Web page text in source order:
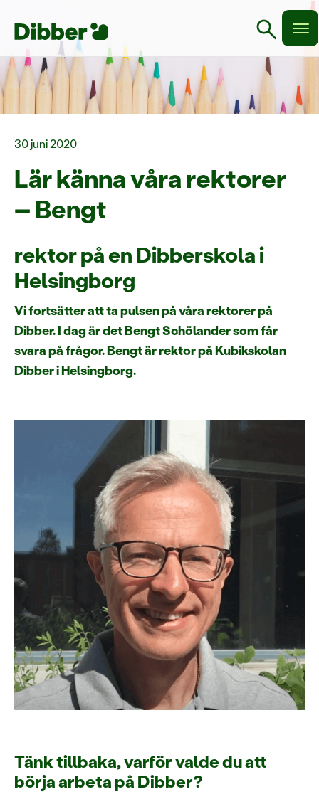
search
30 juni 2020
Lär känna våra rektorer
– Bengt
rektor på en Dibberskola i
Helsingborg
Vi fortsätter att ta pulsen på våra rektorer på
Dibber. I dag är det Bengt Schölander som får
svara på frågor. Bengt är rektor på Kubikskolan
Dibber i Helsingborg.
Tänk tillbaka, varför valde du att
börja arbeta på Dibber?